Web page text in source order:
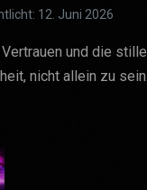
12. Juni 2026
Vertrauen und die stille
nicht allein zu sein...